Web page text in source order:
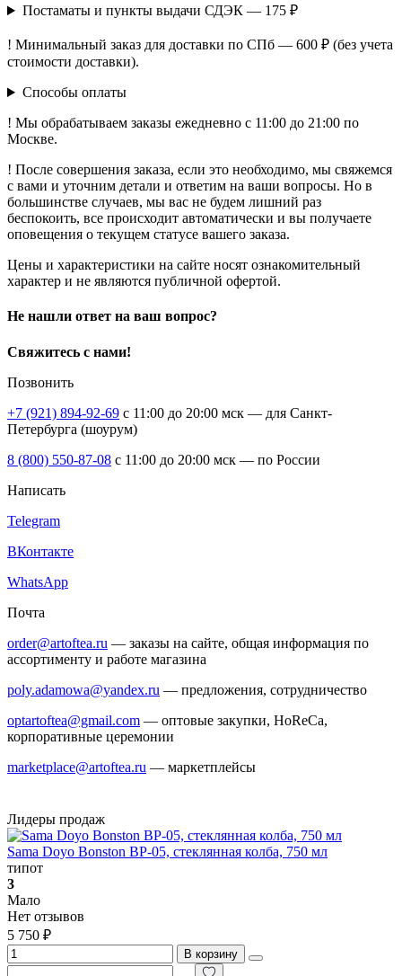
Постаматы и пункты выдачи СДЭК — 175 ₽
! Минимальный заказ для доставки по СПб — 600 ₽ (без учета
стоимости доставки).
Способы оплаты
! Мы обрабатываем заказы ежедневно с 11:00 до 21:00 по
Москве.
! После совершения заказа, если это необходимо, мы свяжемся
с вами и уточним детали и ответим на ваши вопросы. Но в
большинстве случаев, мы вас не будем лишний раз
беспокоить, все происходит автоматически и вы получаете
оповещения о текущем статусе вашего заказа.
Цены и характеристики на сайте носят ознакомительный
характер и не являются публичной офертой.
Не нашли ответ на ваш вопрос?
Свяжитесь с нами!
Позвонить
+7 (921) 894-92-69 c 11:00 до 20:00 мск — для Санкт-
Петербурга (шоурум)
8 (800) 550-87-08 c 11:00 до 20:00 мск — по России
Написать
Telegram
ВКонтакте
WhatsApp
Почта
order@artoftea.ru — заказы на сайте, общая информация по
ассортименту и работе магазина
poly.adamowa@yandex.ru — предложения, сотрудничество
optartoftea@gmail.com — оптовые закупки, HoReCa,
корпоративные церемонии
marketplace@artoftea.ru — маркетплейсы
Лидеры продаж
Sama Doyo Bonston BP-05, стеклянная колба, 750 мл
типот
3
Мало
Нет отзывов
5 750 ₽
В корзину